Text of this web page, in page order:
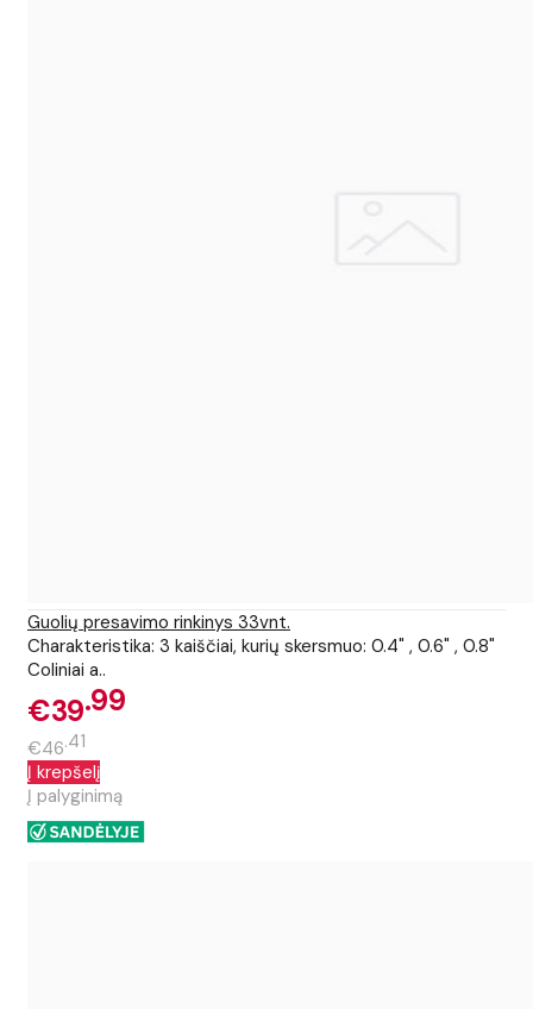
Guolių presavimo rinkinys 33vnt.
Charakteristika: 3 kaiščiai, kurių skersmuo: 0.4" , 0.6" , 0.8"
Coliniai a..
€39 99
€46 41
Į krepšelį
Į palyginimą